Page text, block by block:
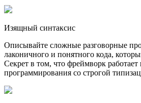
Изящный синтаксис
Описывайте сложные разговорные
лаконичного и понятного кода,
Секрет в том, что фреймворк работает
программирования со строгой